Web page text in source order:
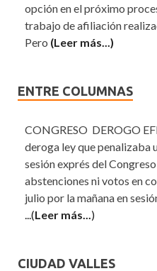
opción en el próximo
trabajo de afiliación
Pero (Leer más...)
ENTRE COLUMNAS
CONGRESO DEROGO
deroga ley que penalizaba
sesión exprés del
abstenciones ni votos en
julio por la mañana en
...(Leer más... )
CIUDAD VALLES